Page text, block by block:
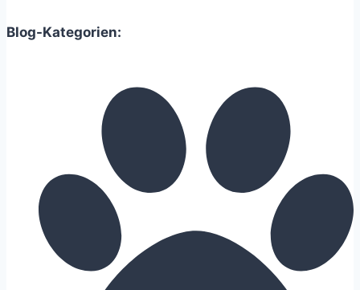
Blog-Kategorien: